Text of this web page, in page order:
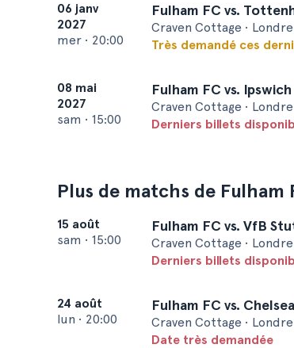
06 janv
2027
mer • 20:00
Fulham FC vs.
Craven Cottage •
Très demandé ces
08 mai
2027
sam • 15:00
Fulham FC vs.
Craven Cottage •
Derniers billets
Plus de matchs de Fulham
15 août
sam • 15:00
Fulham FC vs. VfB
Craven Cottage •
Derniers billets
24 août
lun • 20:00
Fulham FC vs.
Craven Cottage •
Date très demandée